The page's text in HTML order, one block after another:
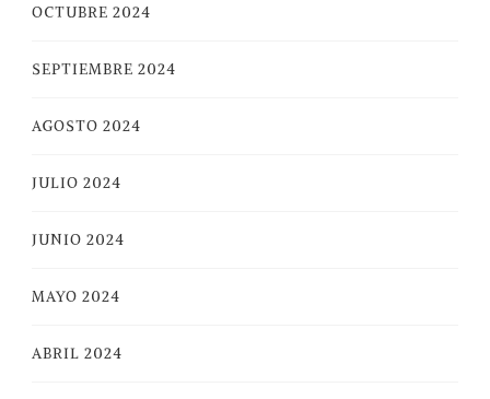
OCTUBRE 2024
SEPTIEMBRE 2024
AGOSTO 2024
JULIO 2024
JUNIO 2024
MAYO 2024
ABRIL 2024